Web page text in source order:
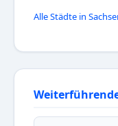
Alle Städte in